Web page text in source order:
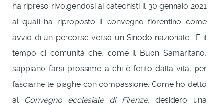
ha ripreso rivolgendosi ai catechisti il 30 gennaio 2021
ai quali ha riproposto il convegno fiorentino come
avvio di un percorso verso un Sinodo nazionale: “È il
tempo di comunità che, come il Buon Samaritano,
sappiano farsi prossime a chi è ferito dalla vita, per
fasciarne le piaghe con compassione. Come ho detto
al
Convegno ecclesiale di Firenze, desidero una